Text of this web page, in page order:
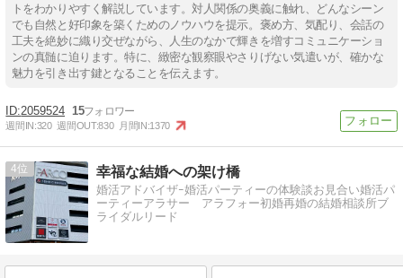
トをわかりやすく解説しています。対人関係の奥義に触れ、どんなシーン
でも自然と好印象を築くためのノウハウを提示。褒め方、気配り、会話の
工夫を絶妙に織り交ぜながら、人生のなかで輝きを増すコミュニケーショ
ンの真髄に迫ります。特に、緻密な観察眼やさりげない気遣いが、確かな
魅力を引き出す鍵となることを伝えます。
2059524 15
週間IN:320 週間OUT:830 月間IN:1370
4 幸福な結婚への架け橋
婚活アドバイザｰ婚活パーティーの体験談お見合い婚活パ
ーティーアラサー アラフォー初婚再婚の結婚相談所ブ
ライダルリード